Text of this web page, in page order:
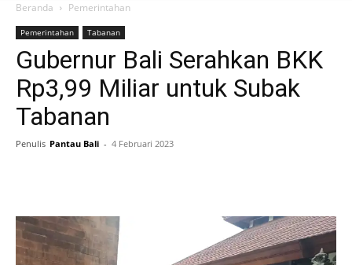
Beranda Pemerintahan
Pemerintahan Tabanan
Gubernur Bali Serahkan BKK
Rp3,99 Miliar untuk Subak
Tabanan
Penulis Pantau Bali - 4 Februari 2023